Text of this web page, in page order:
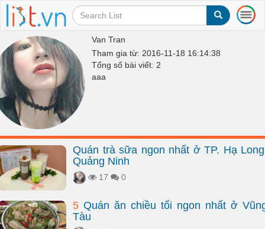
T
o
a
t
Van Tran
Tham gia từ: 2016-11-18 16:14:38
Tổng số bài viết: 2
aaa
Quán trà sữa ngon nhất ở TP. Hạ
Quảng Ninh
17 0
5 Quán ăn chiều tối ngon nhất ở
Tàu